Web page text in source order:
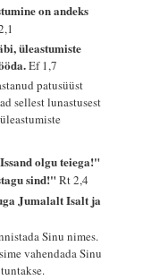
on andeks
üleastumiste
Ef 1,7
patusüüst
sellest lunastusest
olgu teiega!"
sind!"Rt 2,4
Jumalalt Isalt ja
Sinu nimes.
vahendada Sinu